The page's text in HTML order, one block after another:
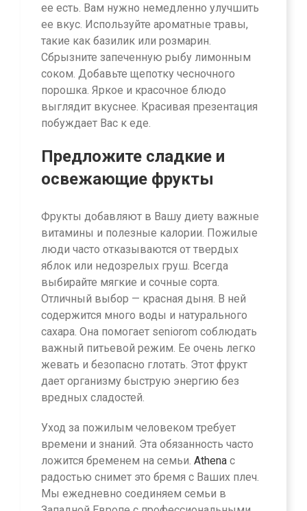
ее есть. Вам нужно немедленно улучшить
ее вкус. Используйте ароматные травы,
такие как базилик или розмарин.
Сбрызните запеченную рыбу лимонным
соком. Добавьте щепотку чесночного
порошка. Яркое и красочное блюдо
выглядит вкуснее. Красивая презентация
побуждает Вас к еде.
Предложите сладкие и
освежающие фрукты
Фрукты добавляют в Вашу диету важные
витамины и полезные калории. Пожилые
люди часто отказываются от твердых
яблок или недозрелых груш. Всегда
выбирайте мягкие и сочные сорта.
Отличный выбор — красная дыня. В ней
содержится много воды и натурального
сахара. Она помогает seniorom соблюдать
важный питьевой режим. Ее очень легко
жевать и безопасно глотать. Этот фрукт
дает организму быструю энергию без
вредных сладостей.
Уход за пожилым человеком требует
времени и знаний. Эта обязанность часто
ложится бременем на семьи. Athena с
радостью снимет это бремя с Ваших плеч.
Мы ежедневно соединяем семьи в